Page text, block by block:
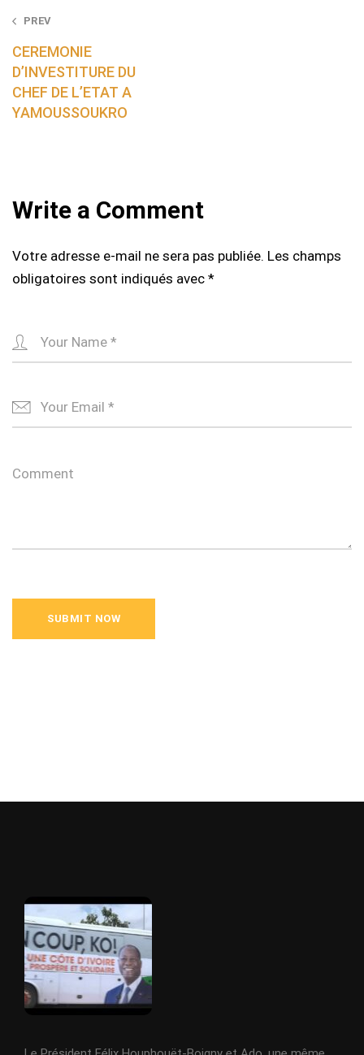
Post
navigation
PREV
CEREMONIE
D’INVESTITURE DU
CHEF DE L’ETAT A
YAMOUSSOUKRO
Write a Comment
Votre adresse e-mail ne sera pas publiée. Les champs
obligatoires sont indiqués avec *